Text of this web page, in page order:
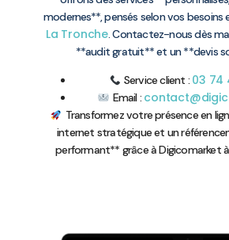
modernes**, pensés selon vos
La Tronche. Contactez-nous dès
**audit gratuit** et un **devis
Service client : 03 74
Email :
Transformez votre présence en
internet stratégique et un
performant** grâce à Digicomarket à